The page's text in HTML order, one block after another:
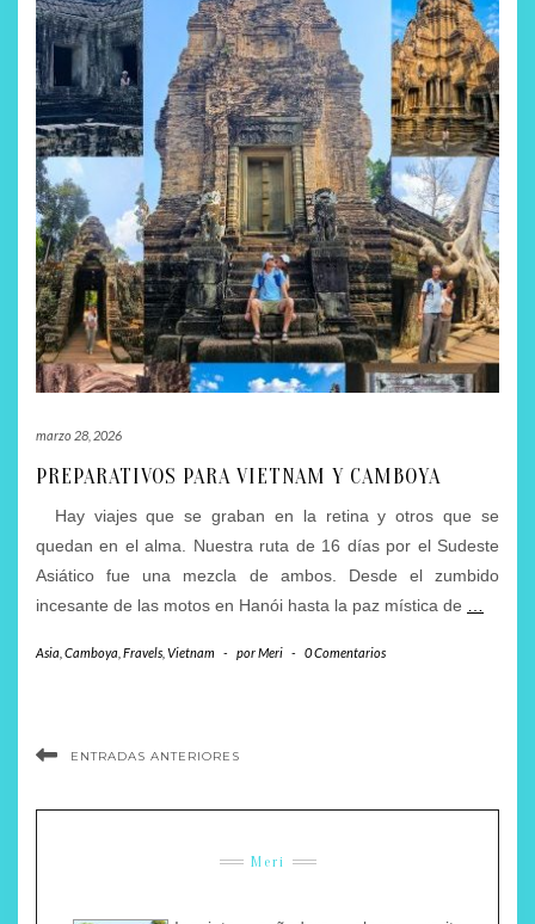
marzo 28, 2026
PREPARATIVOS PARA VIETNAM Y CAMBOYA
Hay viajes que se graban en la retina y otros que se
quedan en el alma. Nuestra ruta de 16 días por el Sudeste
Asiático fue una mezcla de ambos. Desde el zumbido
incesante de las motos en Hanói hasta la paz mística de
Asia Camboya Fravels Vietnam - porMeri - 0 Comentarios
ENTRADAS ANTERIORES
Meri